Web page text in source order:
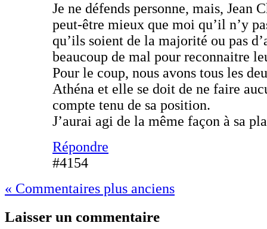
Je ne défends personne, mais, Jean
peut-être mieux que moi qu’il n’y
qu’ils soient de la majorité ou pas
beaucoup de mal pour reconnaitre
Pour le coup, nous avons tous les
Athéna et elle se doit de ne faire
compte tenu de sa position.
J’aurai agi de la même façon à sa
Répondre
#4154
« Commentaires plus anciens
Laisser un commentaire